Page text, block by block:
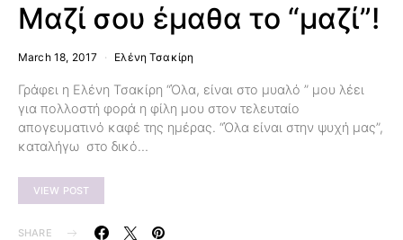
Μαζί σου έμαθα το “μαζί”!
March 18, 2017 Ελένη Τσακίρη
Γράφει η Ελένη Τσακίρη “Όλα, είναι στο μυαλό ” μου λέει
για πολλοστή φορά η φίλη μου στον τελευταίο
απογευματινό καφέ της ημέρας. “Όλα είναι στην ψυχή μας”,
καταλήγω στο δικό…
VIEW POST
SHARE